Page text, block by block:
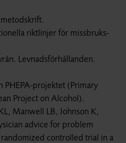
riktlinjer för missbruks-
Levnadsförhållanden.
PHEPA-projektet (Primary
Project on Alcohol).
Manwell LB, Johnson K,
advice for problem
controlled trial in a